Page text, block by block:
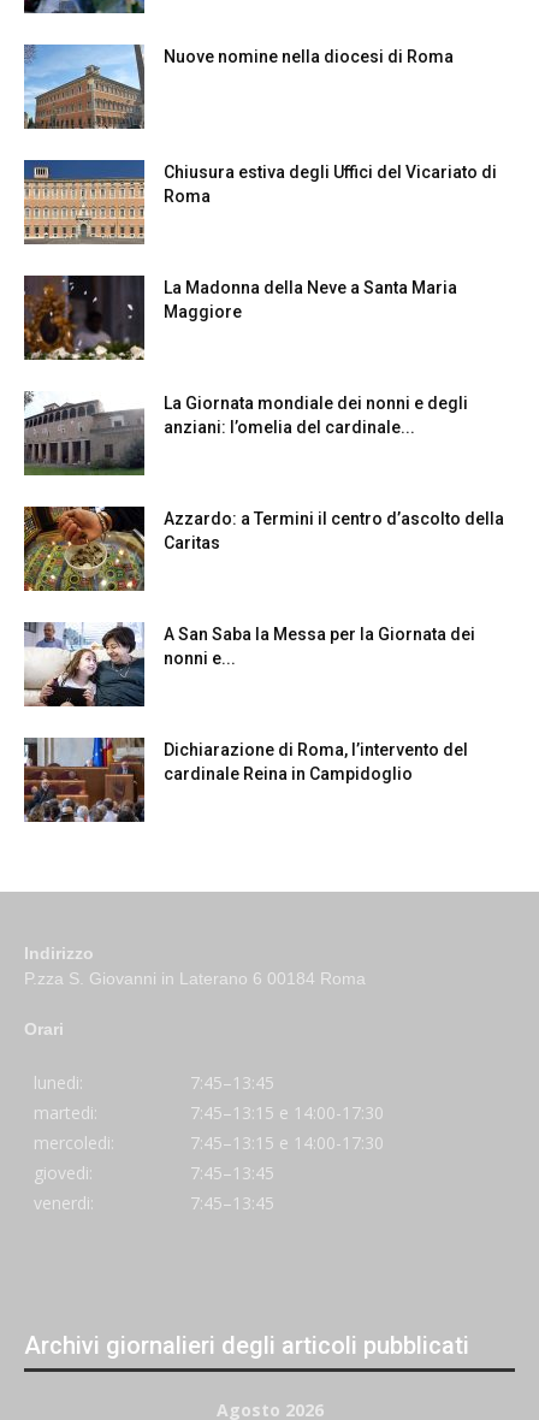
Nuove nomine nella diocesi di Roma
Chiusura estiva degli Uffici del Vicariato di
Roma
La Madonna della Neve a Santa Maria
Maggiore
La Giornata mondiale dei nonni e degli
anziani: l’omelia del cardinale...
Azzardo: a Termini il centro d’ascolto della
Caritas
A San Saba la Messa per la Giornata dei
nonni e...
Dichiarazione di Roma, l’intervento del
cardinale Reina in Campidoglio
Indirizzo
P.zza S. Giovanni in Laterano 6 00184 Roma
Orari
lunedi:
7:45–13:45
martedi:
7:45–13:15 e 14:00-17:30
mercoledi:
7:45–13:15 e 14:00-17:30
giovedi:
7:45–13:45
venerdi:
7:45–13:45
Archivi giornalieri degli articoli pubblicati
Agosto 2026